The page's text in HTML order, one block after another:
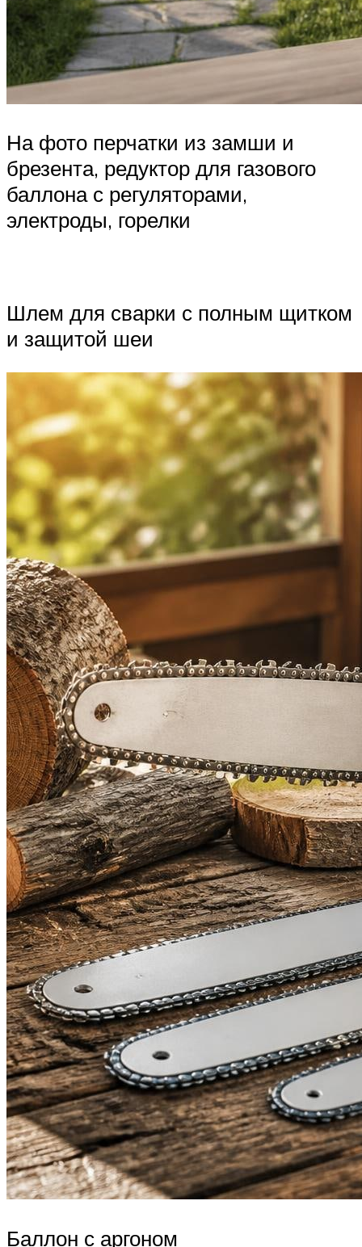
На фото перчатки из замши и
брезента, редуктор для газового
баллона с регуляторами,
электроды, горелки
Шлем для сварки с полным щитком
и защитой шеи
Баллон с аргоном